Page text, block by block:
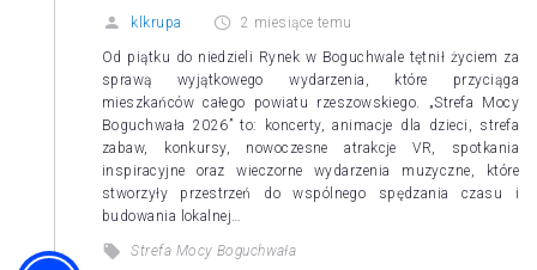
klkrupa 2 miesiące temu
Od piątku do niedzieli Rynek w Boguchwale tętnił życiem za
sprawą wyjątkowego wydarzenia, które przyciąga
mieszkańców całego powiatu rzeszowskiego. „Strefa Mocy
Boguchwała 2026” to: koncerty, animacje dla dzieci, strefa
zabaw, konkursy, nowoczesne atrakcje VR, spotkania
inspiracyjne oraz wieczorne wydarzenia muzyczne, które
stworzyły przestrzeń do wspólnego spędzania czasu i
budowania lokalnej…
Strefa Mocy Boguchwała